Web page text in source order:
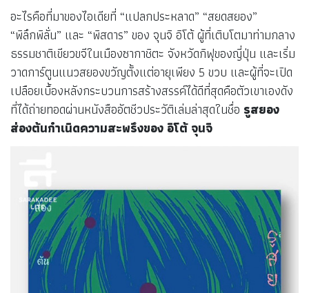
อะไรคือที่มาของไอเดียที่ “แปลกประหลาด” “สยดสยอง”
“พิลึกพิลั่น” และ “พิสดาร” ของ จุนจิ อิโต้ ผู้ที่เติบโตมาท่ามกลาง
ธรรมชาติเขียวขจีในเมืองซากาชิตะ จังหวัดกิฟุของญี่ปุ่น และเริ่ม
วาดการ์ตูนแนวสยองขวัญตั้งแต่อายุเพียง 5 ขวบ และผู้ที่จะเปิด
เปลือยเบื้องหลังกระบวนการสร้างสรรค์ได้ดีที่สุดคือตัวเขาเองดัง
ที่ได้ถ่ายทอดผ่านหนังสืออัตชีวประวัติเล่มล่าสุดในชื่อ รูสยอง
ส่องต้นกำเนิดความสะพรึงของ อิโต้ จุนจิ